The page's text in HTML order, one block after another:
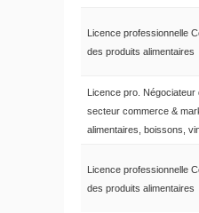
Licence professionnelle
des produits alimentaires
Licence pro.
secteur commerce &
alimentaires, boissons,
Licence professionnelle
des produits alimentaires